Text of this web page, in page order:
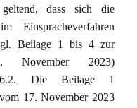
geltend, dass sich die
Beilage 1 bis 4 zur
November 2023)
Die Beilage 1
17. November 2023